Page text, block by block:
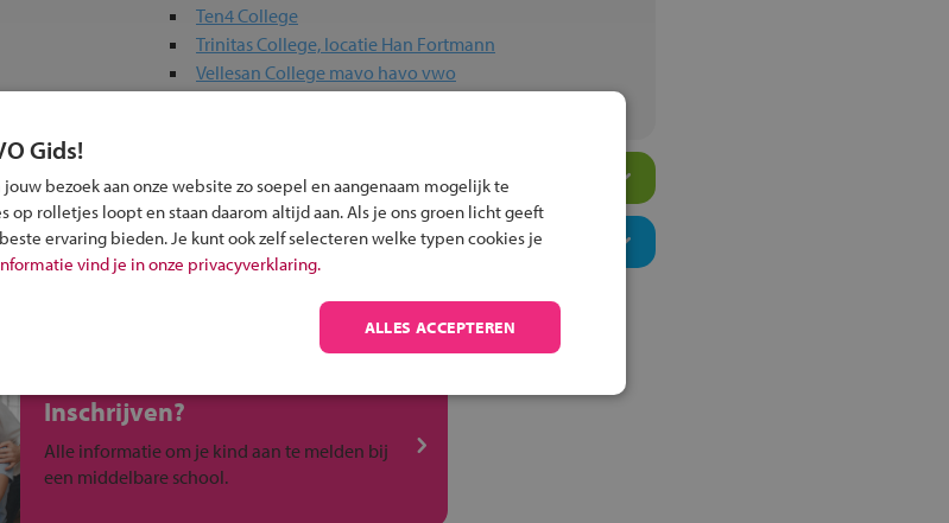
Ten4 College
Trinitas College, locatie Han Fortmann
Vellesan College mavo havo vwo
regio
Inschrijven?
Alle informatie om je kind aan te melden bij
een middelbare school.
Gids!
bezoek aan onze website zo soepel en aangenaam mogelijk te
op rolletjes loopt en staan daarom altijd aan. Als je ons groen licht geeft
ervaring bieden. Je kunt ook zelf selecteren welke typen cookies je
vind je in onze privacyverklaring.
ALLES ACCEPTEREN